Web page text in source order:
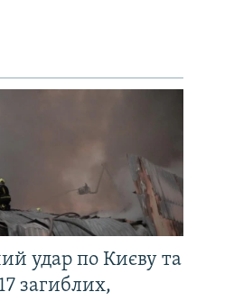
удар по Києву та
загиблих,